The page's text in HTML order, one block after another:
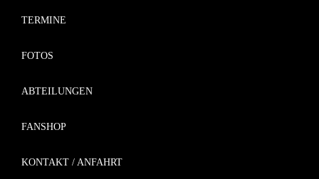
TERMINE
FOTOS
ABTEILUNGEN
FANSHOP
KONTAKT / ANFAHRT